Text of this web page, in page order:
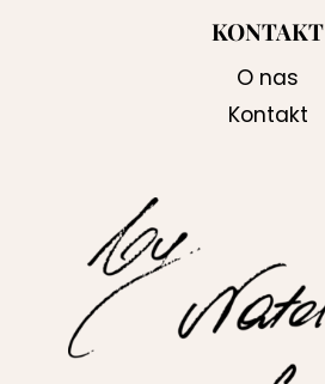
KONTAKT
O nas
Kontakt